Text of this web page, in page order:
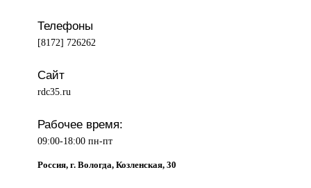
Телефоны
[8172] 726262
Сайт
rdc35.ru
Рабочее время:
09:00-18:00 пн-пт
Россия, г. Вологда, Козленская, 30